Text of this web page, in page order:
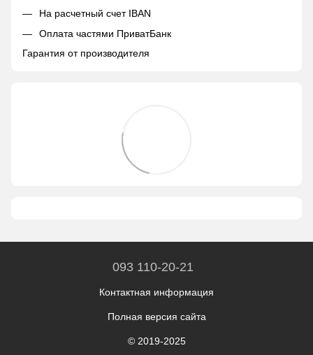
На расчетный счет IBAN
Оплата частями ПриватБанк
Гарантия от производителя
093 110-20-21
Контактная информация
Полная версия сайта
© 2019-2025